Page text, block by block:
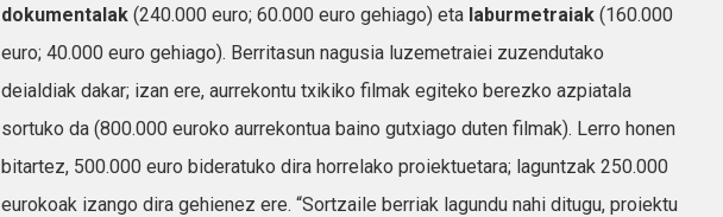
dokumentalak (240.000 euro; 60.000 euro gehiago) eta laburmetraiak (160.000
euro; 40.000 euro gehiago). Berritasun nagusia luzemetraiei zuzendutako
deialdiak dakar; izan ere, aurrekontu txikiko filmak egiteko berezko azpiatala
sortuko da (800.000 euroko aurrekontua baino gutxiago duten filmak). Lerro honen
bitartez, 500.000 euro bideratuko dira horrelako proiektuetara; laguntzak 250.000
eurokoak izango dira gehienez ere. “Sortzaile berriak lagundu nahi ditugu, proiektu